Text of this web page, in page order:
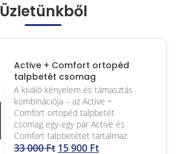
Üzletünkből
Active + Comfort ortopéd
talpbetét csomag
A kiváló kényelem és támasztás
kombinációja – az Active +
Comfort ortopéd talpbetét
csomag egy-egy pár Active és
Comfort talpbetétet tartalmaz
33 000Ft 15 900 Ft